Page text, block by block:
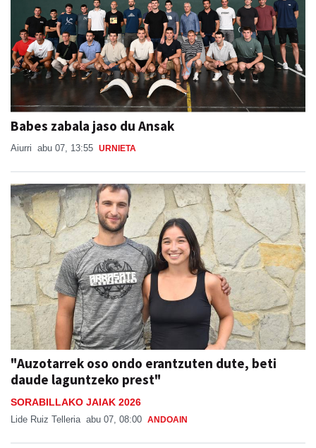
Babes zabala jaso du Ansak
Aiurri abu 07, 13:55 URNIETA
"Auzotarrek oso ondo erantzuten dute, beti
daude laguntzeko prest"
SORABILLAKO JAIAK 2026
Lide Ruiz Telleria abu 07, 08:00 ANDOAIN